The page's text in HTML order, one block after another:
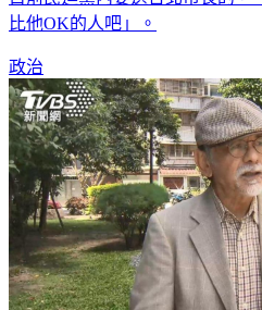
比他OK的人吧」。
政治